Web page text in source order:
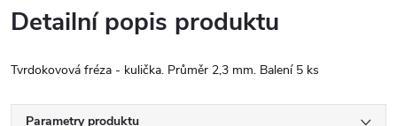
Detailní popis produktu
Tvrdokovová fréza - kulička. Průměr 2,3 mm. Balení 5 ks
Parametry produktu